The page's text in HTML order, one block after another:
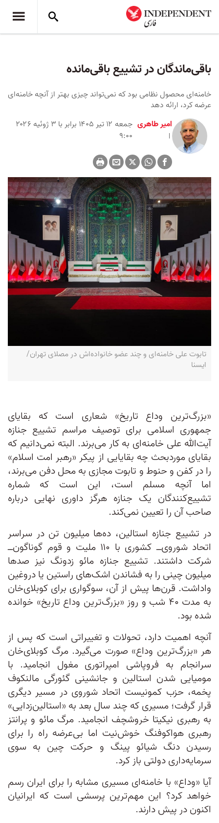
باقی‌ماندگان در تشییع باقی‌مانده
خامنه‌ای محصول نظامی بود که نمی‌تواند چیزی بهتر از آنچه خامنه‌ای
عرضه کرد، ارائه دهد
امیر طاهری
جمعه ۱۲ تیر ۱۴۰۵ برابر با ۳ ژوئیه ۲۰۲۶
۹:۰۰
تابوت علی خامنه‌ای و چند عضو خانواده‌اش در مصلای تهران/
ایسنا
«بزرگ‌ترین وداع تاریخ» شعاری است که بقایای
جمهوری اسلامی برای توصیف مراسم تشییع‌ جنازه
آیت‌الله علی خامنه‌ای به کار می‌برند. البته نمی‌دانیم که
بقایای موردبحث چه بقایایی از پیکر «رهبر امت اسلام»
را در کفن و حنوط و تابوت مجازی به محل دفن می‌برند،
اما آنچه مسلم است، این است که شماره
تشییع‌کنندگان یک جنازه هرگز داوری نهایی درباره
صاحب آن را تعیین نمی‌کند.
در تشییع‌ جنازه استالین، ده‌ها میلیون تن در سراسر
اتحاد شوروی‌ــ کشوری با ۱۱۰ ملیت و قوم گوناگون‌ــ
شرکت داشتند. تشییع‌ جنازه مائو زدونگ نیز صدها
میلیون چینی را به فشاندن اشک‌های راستین یا دروغین
واداشت. قرن‌ها پیش از آن، سوگواری برای کوبلای‌خان
به مدت ۴۰ شب و روز «بزرگ‌ترین وداع تاریخ» خوانده
شده بود.
آنچه اهمیت دارد، تحولات و تغییراتی است که پس از
هر «بزرگ‌ترین وداع» صورت می‌گیرد. مرگ کوبلای‌خان
سرانجام به فروپاشی امپراتوری مغول انجامید. با
مومیایی شدن استالین و جانشینی گئورگی مالنکوف
پخمه، حزب کمونیست اتحاد شوروی در مسیر دیگری
قرار گرفت؛ مسیری که چند سال بعد به «استالین‌زدایی»
به رهبری نیکیتا خروشچف انجامید. مرگ مائو و پرانتز
رهبری هواکوفنگ خوش‌نیت اما بی‌عرضه راه را برای
رسیدن دنگ شیائو پینگ و حرکت چین به سوی
سرمایه‌داری دولتی باز کرد.
آیا «وداع» با خامنه‌ای مسیری مشابه را برای ایران رسم
خواهد کرد؟ این مهم‌ترین پرسشی است که ایرانیان
اکنون در پیش دارند.